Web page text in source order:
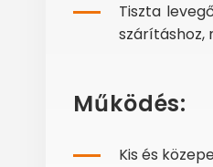
Tiszta
szárításhoz,
Működés:
Kis és